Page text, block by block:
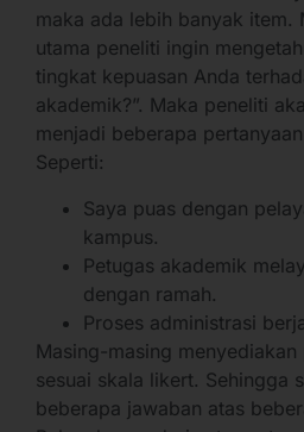
maka ada lebih banyak item.
utama peneliti ingin
tingkat kepuasan Anda
akademik?”. Maka peneliti
menjadi beberapa
Seperti:
Saya puas dengan
kampus.
Petugas akademik
dengan ramah.
Proses administrasi
Masing-masing
sesuai skala likert. Sehingga
beberapa jawaban atas